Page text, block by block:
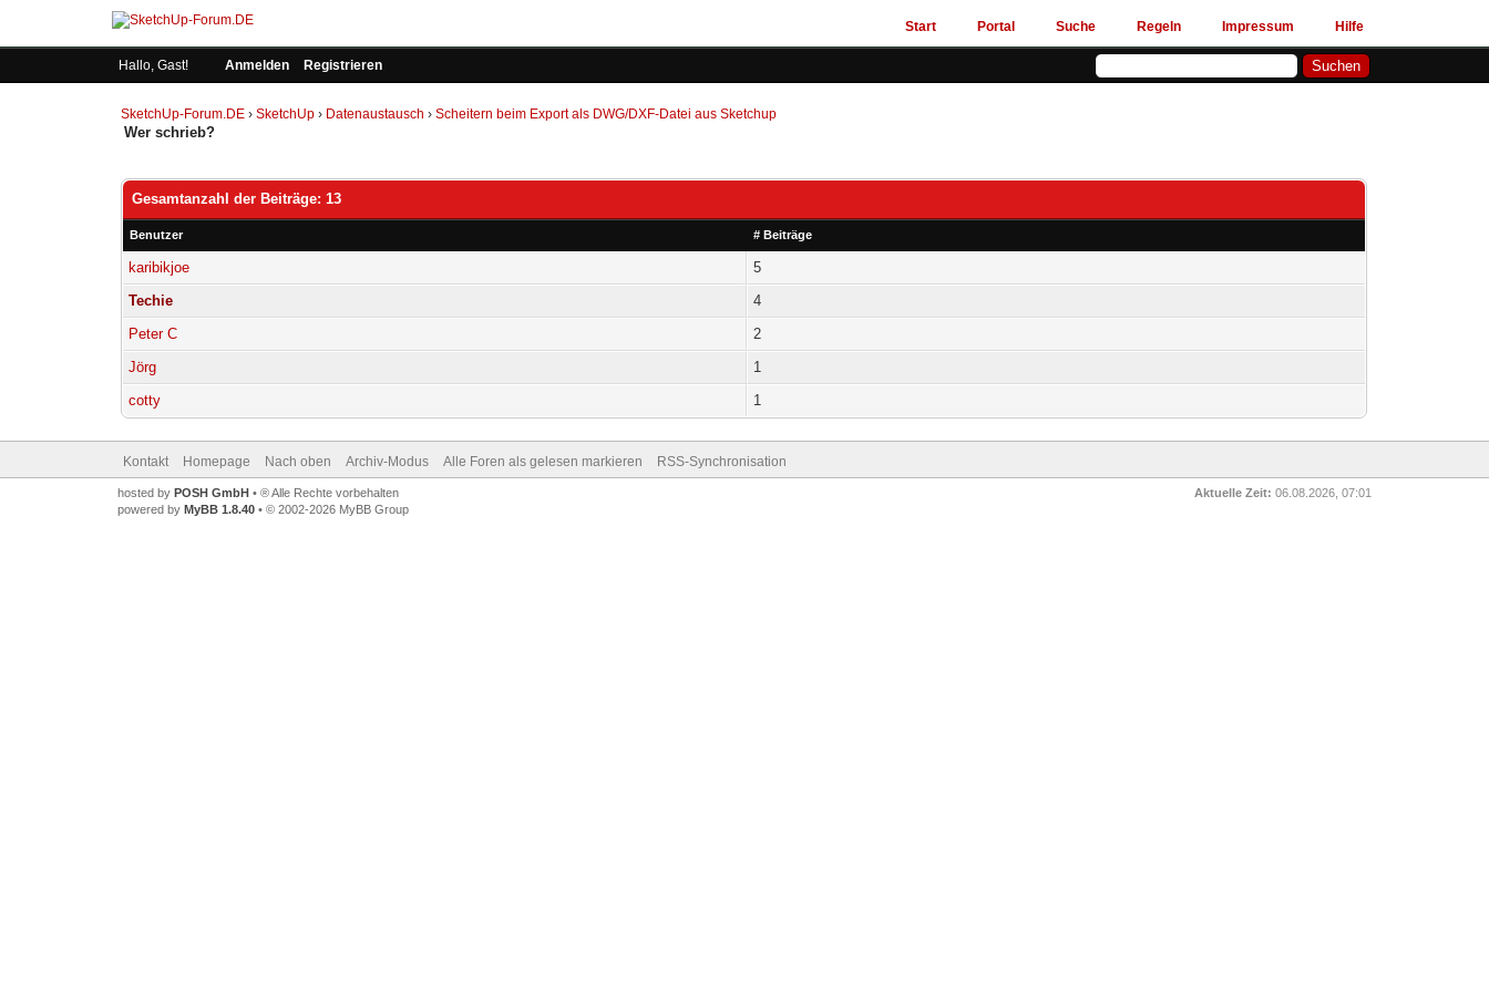
Start Portal Suche Regeln Impressum Hilfe
Hallo, Gast! Anmelden Registrieren
SketchUp-Forum.DE ›SketchUp › Datenaustausch ›Scheitern beim Export als DWG/DXF-Datei aus Sketchup
Wer schrieb?
Gesamtanzahl der Beiträge: 13
Benutzer # Beiträge
karibikjoe
5
Techie
4
Peter C
2
Jörg
1
cotty
1
Kontakt Homepage Nach oben Archiv-Modus Alle Foren als gelesen markieren RSS-Synchronisation
Aktuelle Zeit: 06.08.2026, 07:01
hosted by POSH GmbH• ® Alle Rechte vorbehalten
powered by MyBB 1.8.40• © 2002-2026 MyBB Group